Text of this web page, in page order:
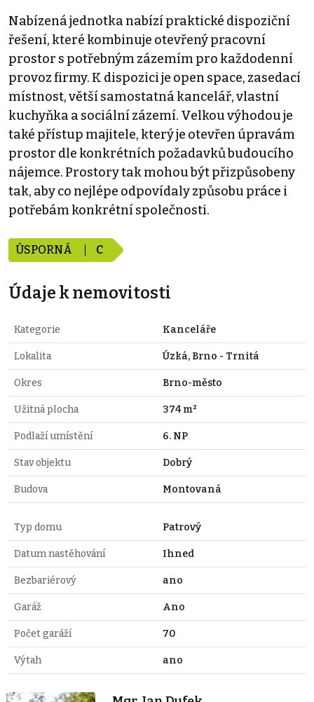
Nabízená jednotka nabízí praktické dispoziční
řešení, které kombinuje otevřený pracovní
prostor s potřebným zázemím pro každodenní
provoz firmy. K dispozici je open space, zasedací
místnost, větší samostatná kancelář, vlastní
kuchyňka a sociální zázemí. Velkou výhodou je
také přístup majitele, který je otevřen úpravám
prostor dle konkrétních požadavků budoucího
nájemce. Prostory tak mohou být přizpůsobeny
tak, aby co nejlépe odpovídaly způsobu práce i
potřebám konkrétní společnosti.
ÚSPORNÁ C
Údaje k nemovitosti
Kategorie Kanceláře
Lokalita Úzká, Brno - Trnitá
Okres Brno-město
Užitná plocha 374 m²
Podlaží umístění 6. NP
Stav objektu Dobrý
Budova Montovaná
Typ domu Patrový
Datum nastěhování Ihned
Bezbariérový ano
Garáž Ano
Počet garáží 70
Výtah ano